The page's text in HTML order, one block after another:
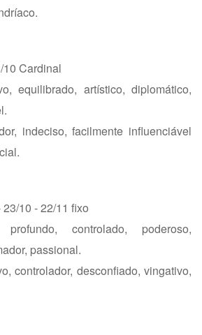
10 Cardinal
equilibrado, artístico, diplomático,
indeciso, facilmente influenciável
10 - 22/11 fixo
controlado, poderoso,
passional.
controlador, desconfiado, vingativo,